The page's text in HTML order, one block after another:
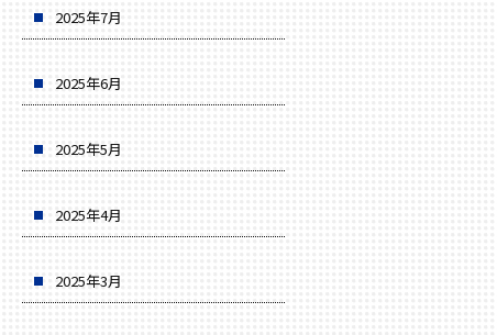
2025年7月
2025年6月
2025年5月
2025年4月
2025年3月